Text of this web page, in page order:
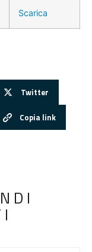
Scarica
Twitter
Copia link